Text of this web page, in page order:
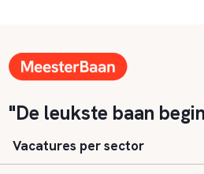
"De leukste baan
Vacatures per sector